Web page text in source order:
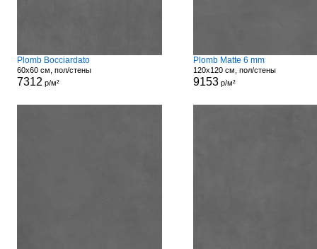
Plomb Bocciardato
60x60 см, пол/стены
7312 р/м²
Plomb Matte 6 mm
120x120 см, пол/стены
9153р/м²